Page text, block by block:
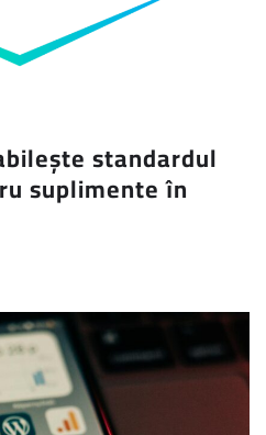
standardul
suplimente în